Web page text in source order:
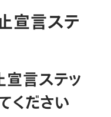
宣言ステ
宣言ステッ
ください